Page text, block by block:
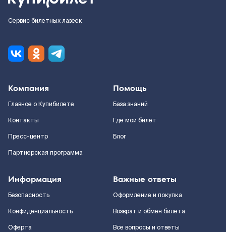
Сервис билетных лазеек
Компания
Главное о Купибилете
Контакты
Пресс-центр
Партнерская программа
Помощь
База знаний
Где мой билет
Блог
Информация
Безопасность
Конфиденциальность
Оферта
Важные ответы
Оформление и покупка
Возврат и обмен билета
Все вопросы и ответы